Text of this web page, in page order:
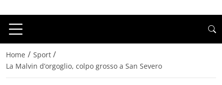
Home / Sport /
La Malvin d’orgoglio, colpo grosso a San Severo